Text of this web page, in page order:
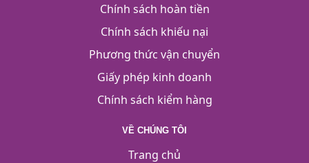
Chính sách hoàn tiền
Chính sách khiếu nại
Phương thức vận chuyển
Giấy phép kinh doanh
Chính sách kiểm hàng
VỀ CHÚNG TÔI
Trang chủ